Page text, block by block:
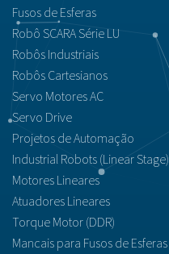
Fusos de Esferas
Robô SCARA Série LU
Robôs Industriais
Robôs Cartesianos
Servo Motores AC
Servo Drive
Projetos de Automação
Industrial Robots (Linear Stage)
Motores Lineares
Atuadores Lineares
Torque Motor (DDR)
Mancais para Fusos de Esferas